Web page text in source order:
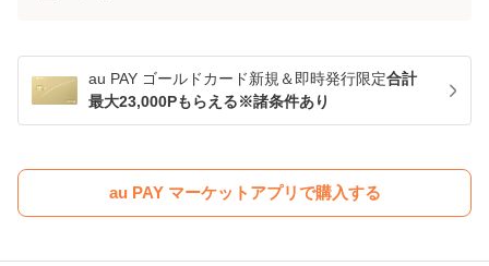
au PAY ゴールドカード新規＆即時発行限定合計
最大23,000Pもらえる※諸条件あり
au PAY マーケットアプリで購入する